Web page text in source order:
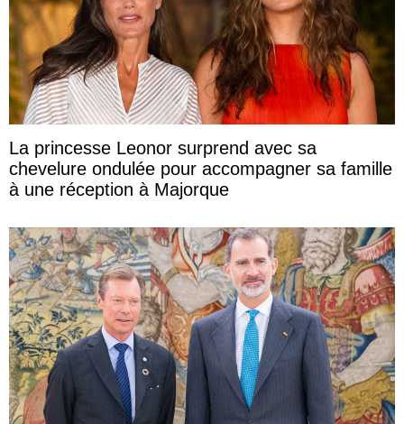
La princesse Leonor surprend avec sa
chevelure ondulée pour accompagner sa famille
à une réception à Majorque